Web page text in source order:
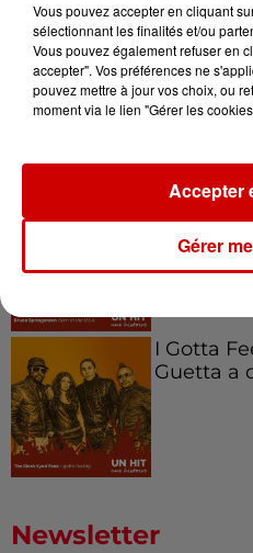
Canada
Boston,...
Born in
I Gotta
Guetta a
Newsletter
Vous pouvez accepter en cliquant
sélectionnant les finalités et/ou
Vous pouvez également refuser en
accepter". Vos préférences ne
pouvez mettre à jour vos choix, ou
moment via le lien "Gérer les
Gérer
Accepter